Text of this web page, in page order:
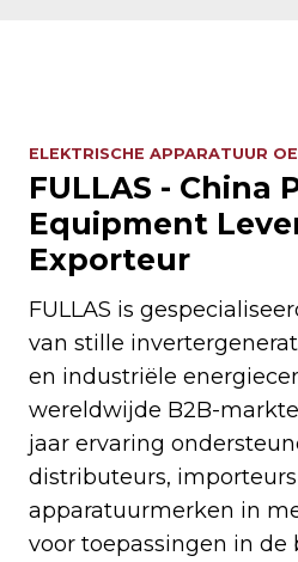
ELEKTRISCHE APPARATUUR
FULLAS - China
Equipment
Exporteur
FULLAS is
van stille
en industriële
wereldwijde B2B-
jaar ervaring
distributeurs,
apparatuurmerken in
voor toepassingen in de